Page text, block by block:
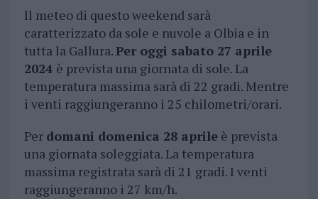
ll meteo di questo weekend sarà
caratterizzato da sole e nuvole a Olbia e in
tutta la Gallura.Per oggi sabato 27 aprile
2024 è prevista una giornata di sole. La
temperatura massima sarà di 22 gradi. Mentre
i venti raggiungeranno i 25 chilometri/orari.
Per domani domenica 28 aprileè prevista
una giornata soleggiata. La temperatura
massima registrata sarà di 21 gradi. I venti
raggiungeranno i 27 km/h.